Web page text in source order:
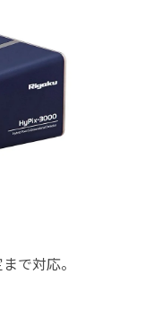
で対応。